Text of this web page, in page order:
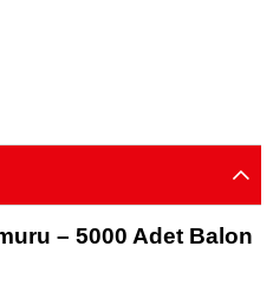
– 5000 Adet Balon